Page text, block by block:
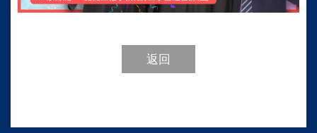
返回